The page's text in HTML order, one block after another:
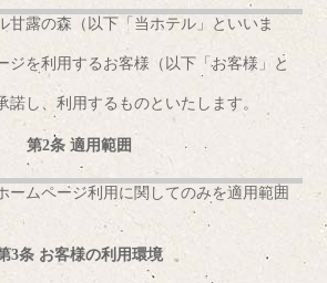
甘露の森（以下「当ホテル」といいま
ジを利用するお客様（以下「お客様」と
諾し、利用するものといたします。
第2条 適用範囲
ームページ利用に関してのみを適用範囲
3条 お客様の利用環境